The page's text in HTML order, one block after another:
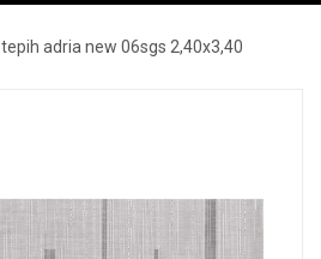
tepih adria new 06sgs 2,40x3,40